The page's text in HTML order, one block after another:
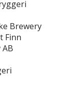
Brewery
Finn